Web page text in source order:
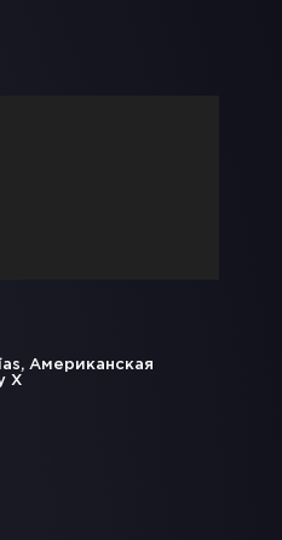
Американская
X